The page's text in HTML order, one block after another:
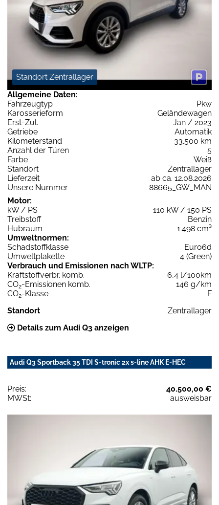
Standort Zentrallager
Allgemeine Daten:
Fahrzeugtyp
Pkw
Karosserieform
Geländewagen
Erst-Zul.
Jan / 2023
Getriebe
Automatik
Kilometerstand
33.500 km
Anzahl der Türen
5
Farbe
Weiß
Standort
Zentrallager
Lieferzeit
ab ca. 12.08.2026
Unsere Nummer
88665_GW_MAN
Motor:
kW / PS
110 kW / 150 PS
Treibstoff
Benzin
Hubraum
1.498 cm³
Umweltnormen:
Schadstoffklasse
Euro6d
Umweltplakette
4 (Green)
Verbrauch und Emissionen nach WLTP:
Kraftstoffverbr. komb.
6,4 l/100km
CO2-Emissionen komb.
146 g/km
CO2-Klasse
F
Standort
Zentrallager
Details zum Audi Q3 anzeigen
Audi Q3 Sportback 35 TDI S-tronic 2x s-line AHK E-HEC
Preis:
40.500,00 €
MWSt:
ausweisbar